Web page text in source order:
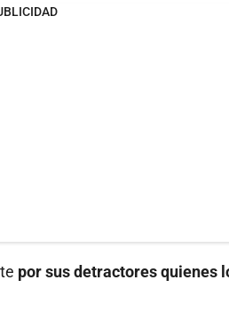
por sus detractores quienes